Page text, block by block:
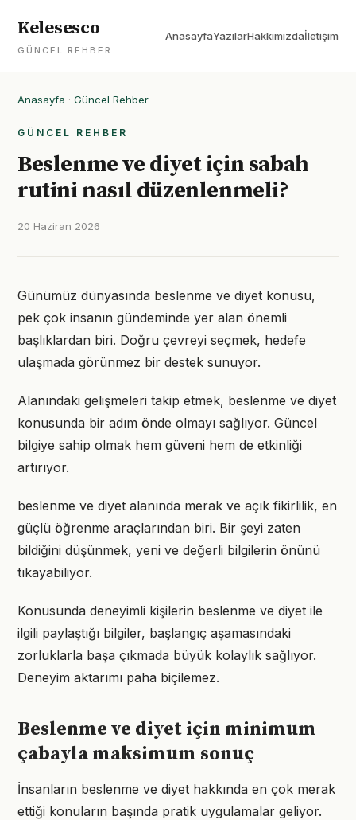
Kelesesco
GÜNCEL REHBER
AnasayfaYazılarHakkımızdaİletişim
Anasayfa · Güncel Rehber
GÜNCEL REHBER
Beslenme ve diyet için sabah
rutini nasıl düzenlenmeli?
20 Haziran 2026
Günümüz dünyasında beslenme ve diyet konusu,
pek çok insanın gündeminde yer alan önemli
başlıklardan biri. Doğru çevreyi seçmek, hedefe
ulaşmada görünmez bir destek sunuyor.
Alanındaki gelişmeleri takip etmek, beslenme ve diyet
konusunda bir adım önde olmayı sağlıyor. Güncel
bilgiye sahip olmak hem güveni hem de etkinliği
artırıyor.
beslenme ve diyet alanında merak ve açık fikirlilik, en
güçlü öğrenme araçlarından biri. Bir şeyi zaten
bildiğini düşünmek, yeni ve değerli bilgilerin önünü
tıkayabiliyor.
Konusunda deneyimli kişilerin beslenme ve diyet ile
ilgili paylaştığı bilgiler, başlangıç aşamasındaki
zorluklarla başa çıkmada büyük kolaylık sağlıyor.
Deneyim aktarımı paha biçilemez.
Beslenme ve diyet için minimum
çabayla maksimum sonuç
İnsanların beslenme ve diyet hakkında en çok merak
ettiği konuların başında pratik uygulamalar geliyor.